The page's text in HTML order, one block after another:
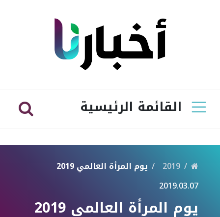
القائمة الرئيسية
2019
يوم المرأة العالمي 2019
2019.03.07
يوم المرأة العالمي 2019